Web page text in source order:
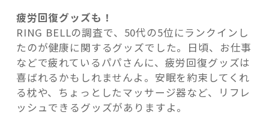
疲労回復グッズも！
RING BELLの調査で、50代の5位にランクインし
たのが健康に関するグッズでした。日頃、お仕事
などで疲れているパパさんに、疲労回復グッズは
喜ばれるかもしれませんよ。安眠を約束してくれ
る枕や、ちょっとしたマッサージ器など、リフレ
ッシュできるグッズがありますよ。